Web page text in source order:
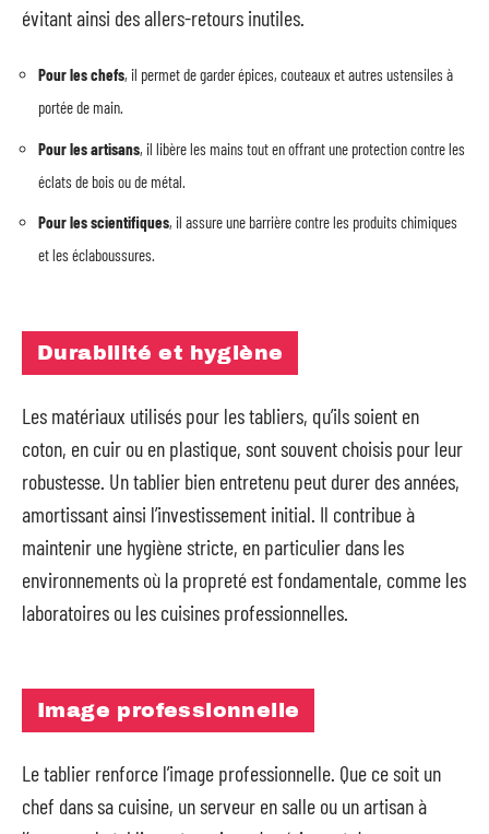
évitant ainsi des allers-retours inutiles.
Pour les chefs, il permet de garder épices, couteaux et autres ustensiles à
portée de main.
Pour les artisans, il libère les mains tout en offrant une protection contre les
éclats de bois ou de métal.
Pour les scientifiques, il assure une barrière contre les produits chimiques
et les éclaboussures.
Durabilité et hygiène
Les matériaux utilisés pour les tabliers, qu’ils soient en
coton, en cuir ou en plastique, sont souvent choisis pour leur
robustesse. Un tablier bien entretenu peut durer des années,
amortissant ainsi l’investissement initial. Il contribue à
maintenir une hygiène stricte, en particulier dans les
environnements où la propreté est fondamentale, comme les
laboratoires ou les cuisines professionnelles.
Image professionnelle
Le tablier renforce l’image professionnelle. Que ce soit un
chef dans sa cuisine, un serveur en salle ou un artisan à